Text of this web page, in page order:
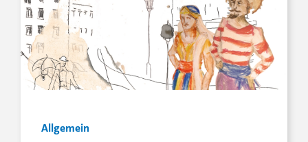
Allgemein